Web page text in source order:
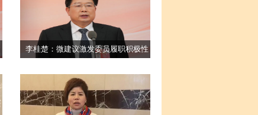
李桂楚：微建议激发委员履职积极性